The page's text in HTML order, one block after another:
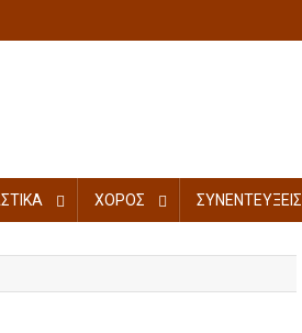
ΧΟΡΟΣ ΣΥΝΕΝΤΕΥΞΕΙΣ